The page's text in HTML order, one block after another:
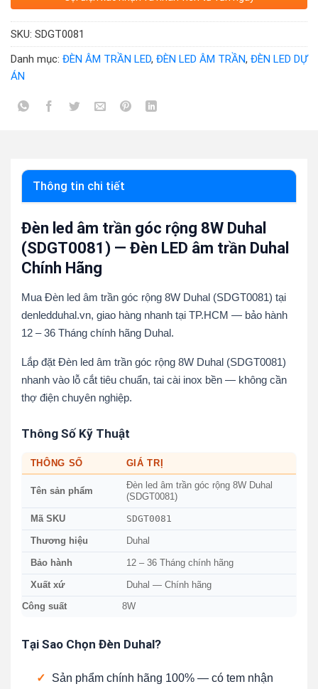
SKU: SDGT0081
Danh mục: ĐÈN ÂM TRẦN LED, ĐÈN LED ÂM TRẦN, ĐÈN LED DỰ
ÁN
Thông tin chi tiết
Đèn led âm trần góc rộng 8W Duhal
(SDGT0081) — Đèn LED âm trần Duhal
Chính Hãng
Mua Đèn led âm trần góc rộng 8W Duhal (SDGT0081) tại
denledduhal.vn, giao hàng nhanh tại TP.HCM — bảo hành
12 – 36 Tháng chính hãng Duhal.
Lắp đặt Đèn led âm trần góc rộng 8W Duhal (SDGT0081)
nhanh vào lỗ cắt tiêu chuẩn, tai cài inox bền — không cần
thợ điện chuyên nghiệp.
Thông Số Kỹ Thuật
THÔNG SỐ GIÁ TRỊ
Tên sản phẩm
Đèn led âm trần góc rộng 8W Duhal
(SDGT0081)
Mã SKU SDGT0081
Thương hiệu Duhal
Bảo hành 12 – 36 Tháng chính hãng
Xuất xứ Duhal — Chính hãng
Công suất 8W
Tại Sao Chọn Đèn Duhal?
✓ Sản phẩm chính hãng 100% — có tem nhận